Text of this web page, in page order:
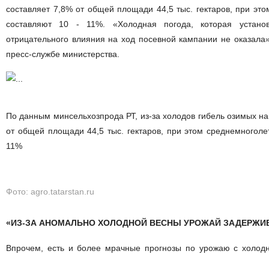
составляет 7,8% от общей площади 44,5 тыс. гектаров, при
составляют 10 - 11%. «Холодная погода, которая
отрицательного влияния на ход посевной кампании не
пресс-службе министерства.
По данным минсельхозпрода РТ, из-за холодов гибель озимых
от общей площади 44,5 тыс. гектаров, при этом
11%
Фото: agro.tatarstan.ru
«ИЗ-ЗА АНОМАЛЬНО ХОЛОДНОЙ ВЕСНЫ УРОЖАЙ
Впрочем, есть и более мрачные прогнозы по урожаю с